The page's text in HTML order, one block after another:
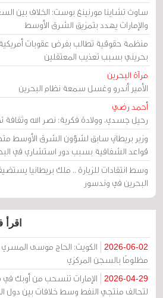
ساوث تشاينا مورنينغ بوست: الخلاف بين
والإمارات يهدد بتمزيق الشرق الأوسط
منظمة حقوقية تطالب بفرض عقوبات
بحريني بسبب تعذيب المعتقلين
مرآة البحرين
الأمير أندرو وغسل سمعة نظام البحرين
أحمد رضي
رحيل جسدي، وولادة فكرية: نصر الله وثقافة
وزير بريطاني سابق لشؤون الشرق الأوسط
قواعد الشفافية بسبب دور استشاري في
وسط انتقادات للزيارة .. ملك بريطانيا
البحرين في وندسور
2026-06-02
الكويت: الحاج موسى
مظلومًا بالسجن المركزي
2026-04-29
الإمارات تنسحب من أوبك
لتحالف منتجي النفط وسط خلافات بين دول